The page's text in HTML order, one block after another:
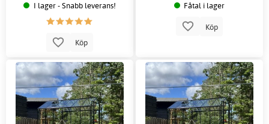
I lager - Snabb leverans!
Köp
Fåtal i lager
Köp